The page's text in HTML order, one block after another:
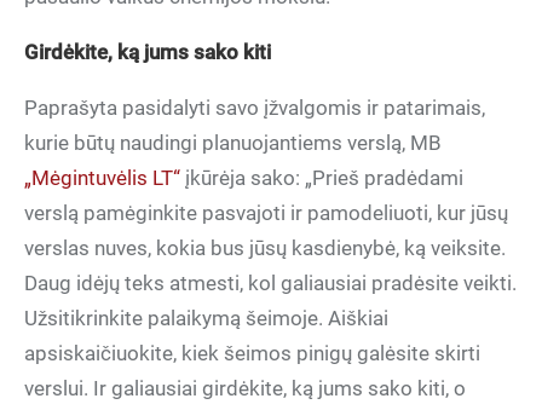
Girdėkite, ką jums sako kiti
Paprašyta pasidalyti savo įžvalgomis ir patarimais,
kurie būtų naudingi planuojantiems verslą, MB
„Mėgintuvėlis LT“ įkūrėja sako: „Prieš pradėdami
verslą pamėginkite pasvajoti ir pamodeliuoti, kur jūsų
verslas nuves, kokia bus jūsų kasdienybė, ką veiksite.
Daug idėjų teks atmesti, kol galiausiai pradėsite veikti.
Užsitikrinkite palaikymą šeimoje. Aiškiai
apsiskaičiuokite, kiek šeimos pinigų galėsite skirti
verslui. Ir galiausiai girdėkite, ką jums sako kiti, o